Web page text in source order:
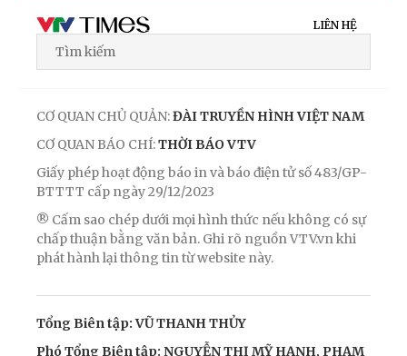
LIÊN HỆ
CƠ QUAN CHỦ QUẢN:ĐÀI TRUYỀN HÌNH VIỆT NAM
CƠ QUAN BÁO CHÍ:THỜI BÁO VTV
Giấy phép hoạt động báo in và báo điện tử số 483/GP-
BTTTT cấp ngày 29/12/2023
® Cấm sao chép dưới mọi hình thức nếu không có sự
chấp thuận bằng văn bản. Ghi rõ nguồn VTV.vn khi
phát hành lại thông tin từ website này.
Tổng Biên tập: VŨ THANH THỦY
Phó Tổng Biên tập: NGUYỄN THỊ MỸ HẠNH, PHẠM